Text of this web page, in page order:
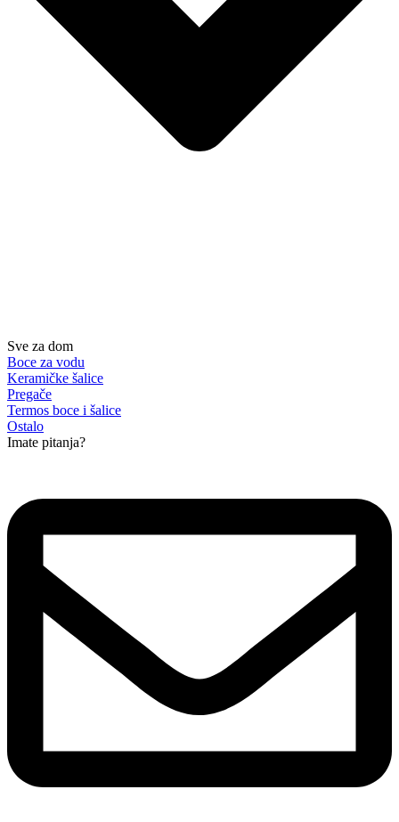
Sve za dom
Boce za vodu
Keramičke šalice
Pregače
Termos boce i šalice
Ostalo
Imate pitanja?